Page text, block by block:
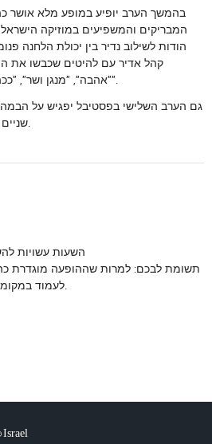
בהמשך הערב יופיע במופע מלא אושר
המבריקים והמשפיעים במוזיקה
הודות לשילוב נדיר בין יכולת הלחנה
קהל אדיר עם להיטים שכבשו את
"אהבה", "מנגן ושר", "ככה וככה" ו"ברגעים שאת הולכת".
גם הערב השלישי בפסטיבל יפגיש על
שניים מהאמנים המובילים של הדור.
השעות עשויות
תשומת לבכם: למרות שההופעה מוגדרת
לעמוד במקומות אותם רכשו במהלך המופע.